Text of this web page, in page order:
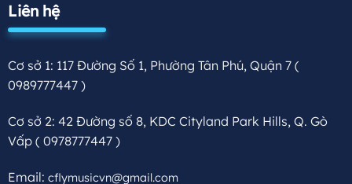
Liên hệ
Cơ sở 1: 117 Đường Số 1, Phường Tân Phú, Quận 7 (
0989777447 )
Cơ sở 2: 42 Đường số 8, KDC Cityland Park Hills, Q. Gò
Vấp( 0978777447 )
Email: cflymusicvn@gmail.com